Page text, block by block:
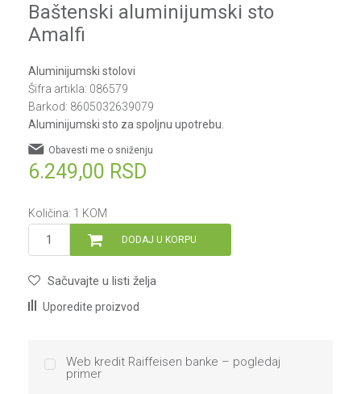
Baštenski aluminijumski sto
Amalfi
Aluminijumski stolovi
Šifra artikla: 086579
Barkod: 8605032639079
Aluminijumski sto za spoljnu upotrebu.
6.249,00 RSD
Obavesti me o sniženju
Količina: 1 KOM
DODAJ U KORPU
Sačuvajte u listi želja
Uporedite proizvod
Web kredit Raiffeisen banke – pogledaj
primer